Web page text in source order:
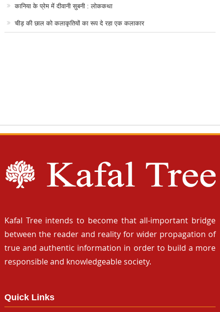
कानिया के प्रेम में दीवानी सुबनी : लोककथा
चीड़ की छाल को कलाकृतियों का रूप दे रहा एक कलाकार
Kafal Tree intends to become that all-important bridge
between the reader and reality for wider propagation of
true and authentic information in order to build a more
responsible and knowledgeable society.
Quick Links